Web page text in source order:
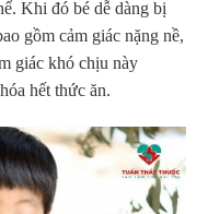
Khi đó bé dễ dàng bị
gồm cảm giác nặng nề,
giác khó chịu này
hết thức ăn.